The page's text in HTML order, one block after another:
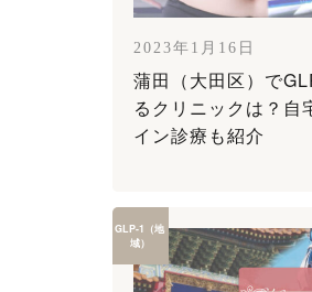
2023年1月16日
蒲田（大田区）で
るクリニックは？自
イン診療も紹介
GLP-1（地
域）